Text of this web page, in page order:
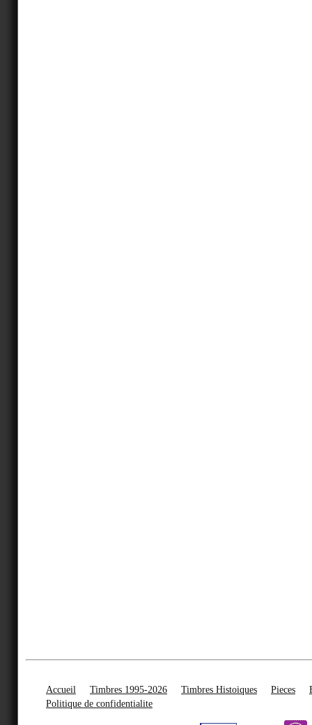
Accueil Timbres 1995-2026 Timbres Histoiques Pieces
Politique de confidentialite